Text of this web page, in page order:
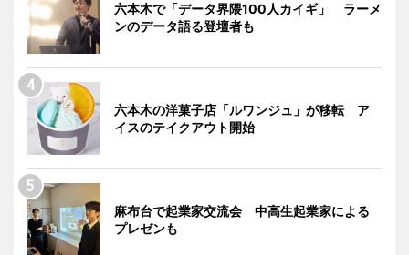
六本木で「データ界隈100人カイギ」 ラーメ
ンのデータ語る登壇者も
六本木の洋菓子店「ルワンジュ」が移転 ア
イスのテイクアウト開始
麻布台で起業家交流会 中高生起業家による
プレゼンも